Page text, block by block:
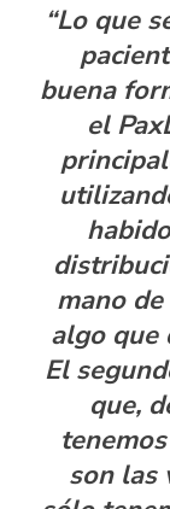
“Lo que
buena
el
mano
algo que
El
que,
son las